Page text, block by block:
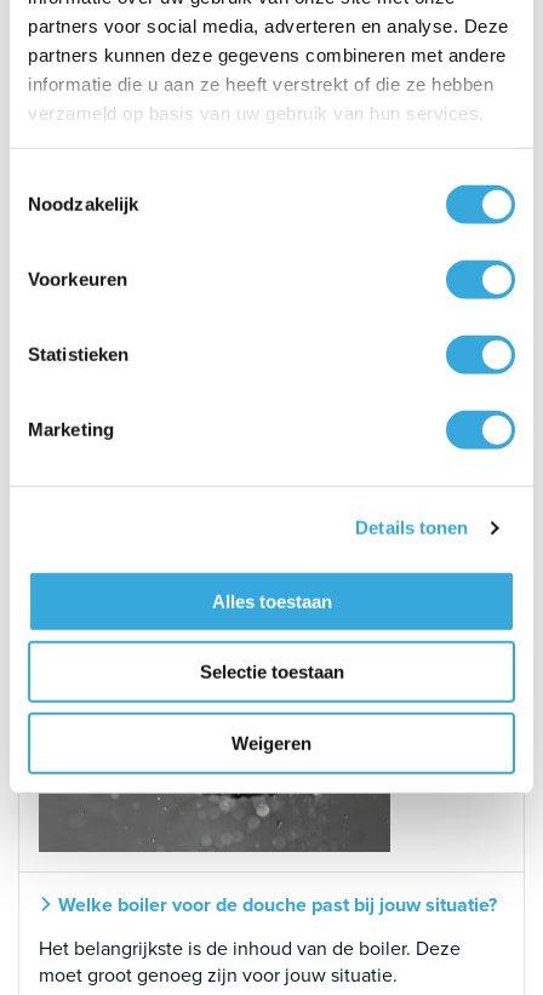
partners voor social media, adverteren en analyse. Deze
partners kunnen deze gegevens combineren met andere
informatie die u aan ze heeft verstrekt of die ze hebben
verzameld op basis van uw gebruik van hun services.
Noodzakelijk
Voorkeuren
Statistieken
Marketing
Details tonen
Alles toestaan
Selectie toestaan
Weigeren
Wat is de salderingsregeling? Dit moet je nú weten
als zonnepaneelbezitter!
De energiemarkt verandert snel. Eén van de grootste
veranderingen voor zonnepaneelbezitters is de
salderingsregeling precies, wat betekent de afbouw
voor jouw portemonnee en hoe kun je met een
energie?
Welke boiler voor de douche past bij jouw situatie?
Het belangrijkste is de inhoud van de boiler. Deze
moet groot genoeg zijn voor jouw situatie.